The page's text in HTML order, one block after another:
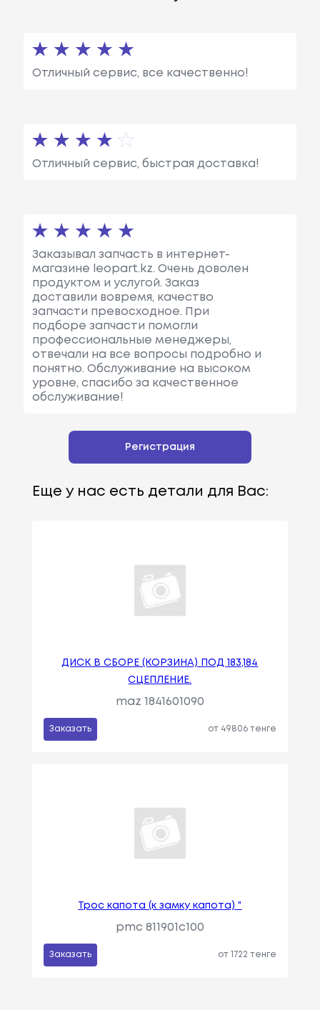
Отличный сервис, все качественно!
Отличный сервис, быстрая доставка!
Заказывал запчасть в интернет-
магазине leopart.kz. Очень доволен
продуктом и услугой. Заказ
доставили вовремя, качество
запчасти превосходное. При
подборе запчасти помогли
профессиональные менеджеры,
отвечали на все вопросы подробно и
понятно. Обслуживание на высоком
уровне, спасибо за качественное
обслуживание!
Регистрация
Еще у нас есть детали для Вас:
ДИСК В СБОРЕ (КОРЗИНА) ПОД 183,184
СЦЕПЛЕНИЕ.
maz 1841601090
Заказать от 49806 тенге
Трос капота (к замку капота) "
pmc 811901c100
Заказать от 1722 тенге